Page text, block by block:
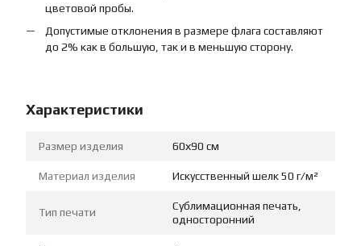
цветовой пробы.
Допустимые отклонения в размере флага составляют
до 2% как в большую, так и в меньшую сторону.
Характеристики
Размер изделия 60х90 см
Материал изделия Искусственный шелк 50 г/м²
Тип печати
Сублимационная печать,
односторонний